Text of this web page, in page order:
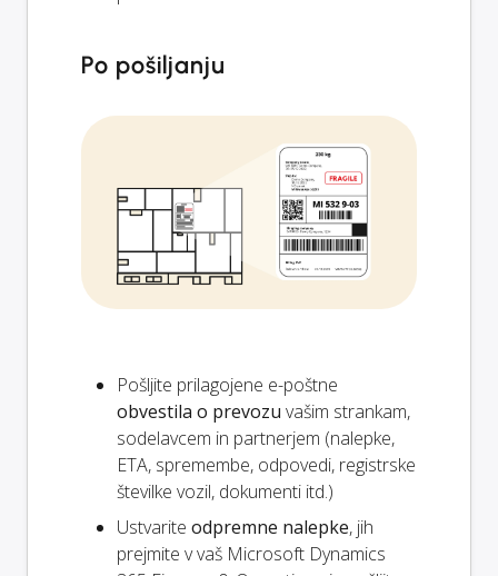
Po pošiljanju
Pošljite prilagojene e-poštne
obvestila o prevozu vašim strankam,
sodelavcem in partnerjem (nalepke,
ETA, spremembe, odpovedi, registrske
številke vozil, dokumenti itd.)
Ustvarite odpremne nalepke, jih
prejmite v vaš Microsoft Dynamics